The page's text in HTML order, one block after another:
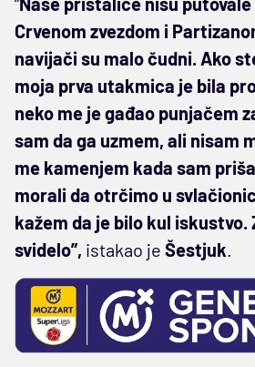
Crvenom zvezdom i
navijači su malo čudni. Ako
moja prva utakmica je bila
neko me je gađao punjačem
sam da ga uzmem, ali nisam
me kamenjem kada sam
morali da otrčimo u
kažem da je bilo kul iskustvo.
svidelo”, istakao je Šestjuk.